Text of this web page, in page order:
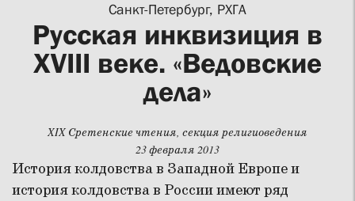
Санкт-Петербург, РХГА
Русская инквизиция в
XVIII веке. «Ведовские
дела»
XIX Сретенские чтения, секция религиоведения
23 февраля 2013
История колдовства в Западной Европе и
история колдовства в России имеют ряд